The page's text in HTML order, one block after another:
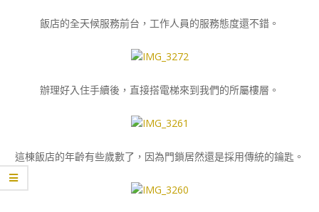
飯店的全天候服務前台，工作人員的服務態度還不錯。
辦理好入住手續後，直接搭電梯來到我們的所屬樓層。
這棟飯店的年齡有些歲數了，因為門鎖居然還是採用傳統的鑰匙。